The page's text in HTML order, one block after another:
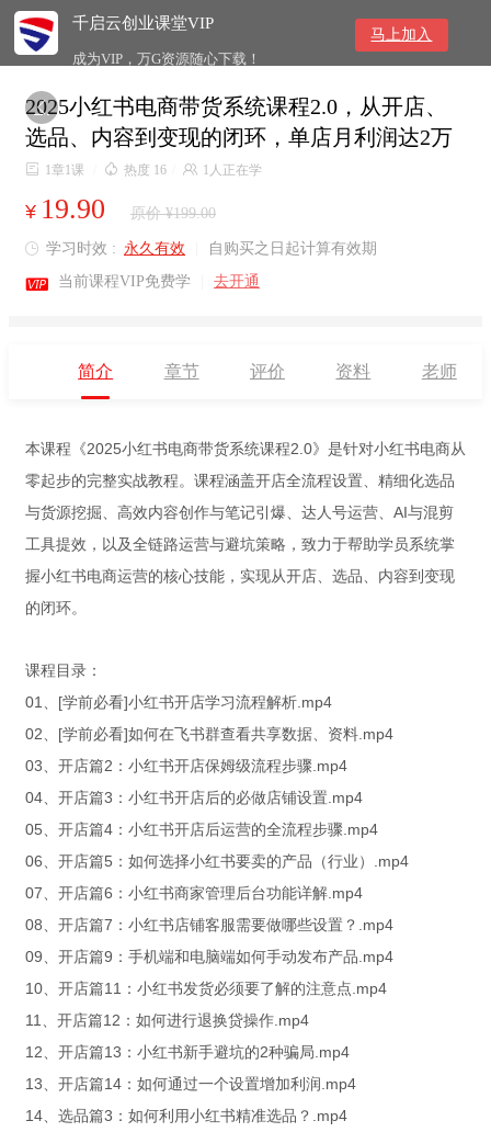
千启云创业课堂VIP
成为VIP，万G资源随心下载！
马上加入

2025小红书电商带货系统课程2.0，从开店、
选品、内容到变现的闭环，单店月利润达2万
 1章1课  热度 16  1人正在学
¥ 19.90 原价 ¥199.00
 学习时效 : 永久有效 自购买之日起计算有效期
 当前课程VIP免费学 去开通
简介 章节 评价 资料 老师
本课程《2025小红书电商带货系统课程2.0》是针对小红书电商从
零起步的完整实战教程。课程涵盖开店全流程设置、精细化选品
与货源挖掘、高效内容创作与笔记引爆、达人号运营、AI与混剪
工具提效，以及全链路运营与避坑策略，致力于帮助学员系统掌
握小红书电商运营的核心技能，实现从开店、选品、内容到变现
的闭环。
课程目录：
01、[学前必看]小红书开店学习流程解析.mp4
02、[学前必看]如何在飞书群查看共享数据、资料.mp4
03、开店篇2：小红书开店保姆级流程步骤.mp4
04、开店篇3：小红书开店后的必做店铺设置.mp4
05、开店篇4：小红书开店后运营的全流程步骤.mp4
06、开店篇5：如何选择小红书要卖的产品（行业）.mp4
07、开店篇6：小红书商家管理后台功能详解.mp4
08、开店篇7：小红书店铺客服需要做哪些设置？.mp4
09、开店篇9：手机端和电脑端如何手动发布产品.mp4
10、开店篇11：小红书发货必须要了解的注意点.mp4
11、开店篇12：如何进行退换贷操作.mp4
12、开店篇13：小红书新手避坑的2种骗局.mp4
13、开店篇14：如何通过一个设置增加利润.mp4
14、选品篇3：如何利用小红书精准选品？.mp4